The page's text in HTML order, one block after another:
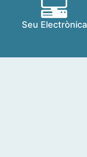
Seu Electrònica